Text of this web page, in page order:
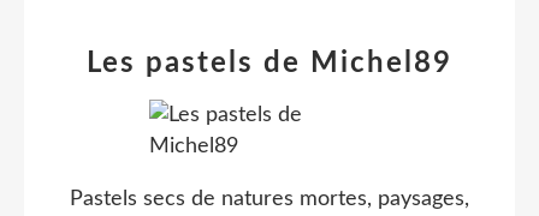
Les pastels de Michel89
Pastels secs de natures mortes, paysages,